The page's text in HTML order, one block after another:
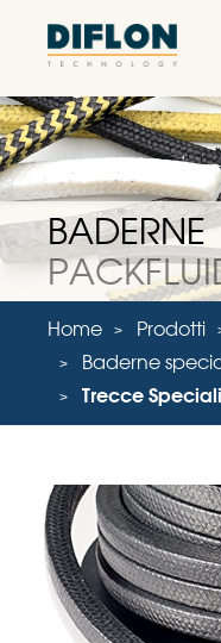
BADERNE
Home Prodotti
Baderne
Trecce